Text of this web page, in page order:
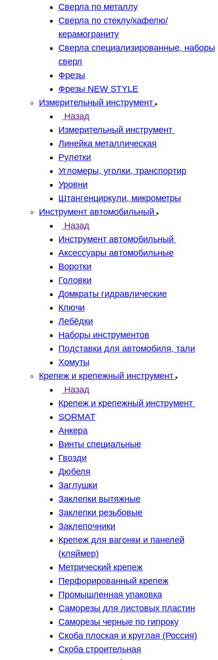
Сверла по металлу
Сверла по стеклу/кафелю/
керамограниту
Сверла специализированные, наборы
сверл
Фрезы
Фрезы NEW STYLE
Измерительный инструмент
Назад
Измерительный инструмент
Линейка металлическая
Рулетки
Угломеры, уголки, транспортир
Уровни
Штангенциркули, микрометры
Инструмент автомобильный
Назад
Инструмент автомобильный
Аксессуары автомобильные
Воротки
Головки
Домкраты гидравлические
Ключи
Лебёдки
Наборы инструментов
Подставки для автомобиля, тали
Хомуты
Крепеж и крепежный инструмент
Назад
Крепеж и крепежный инструмент
SORMAT
Анкера
Винты специальные
Гвозди
Дюбеля
Заглушки
Заклепки вытяжные
Заклепки резьбовые
Заклепочники
Крепеж для вагонки и панелей
(кляймер)
Метрический крепеж
Перфорированный крепеж
Промышленная упаковка
Саморезы для листовых пластин
Саморезы черные по гипроку
Скоба плоская и круглая (Россия)
Скоба строительная